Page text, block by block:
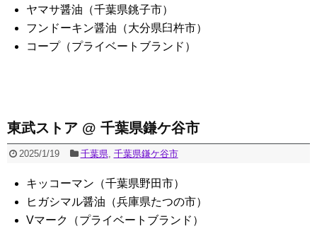
ヤマサ醤油（千葉県銚子市）
フンドーキン醤油（大分県臼杵市）
コープ（プライベートブランド）
東武ストア @ 千葉県鎌ケ谷市
2025/1/19 千葉県, 千葉県鎌ケ谷市
キッコーマン（千葉県野田市）
ヒガシマル醤油（兵庫県たつの市）
Vマーク（プライベートブランド）